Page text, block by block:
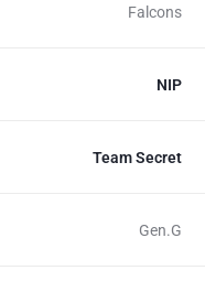
Falcons
NIP
Team Secret
Gen.G